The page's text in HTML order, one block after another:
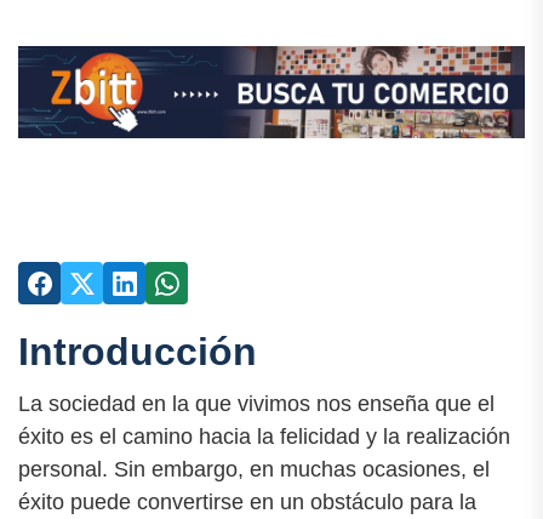
Introducción
La sociedad en la que vivimos nos enseña que el
éxito es el camino hacia la felicidad y la realización
personal. Sin embargo, en muchas ocasiones, el
éxito puede convertirse en un obstáculo para la